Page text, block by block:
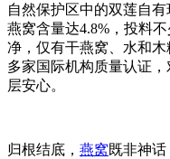
自然保护区中的双莲自
燕窝含量达4.8%，投料
净，仅有干燕窝、水和
多家国际机构质量认证
层安心。
归根结底， 燕窝既非神